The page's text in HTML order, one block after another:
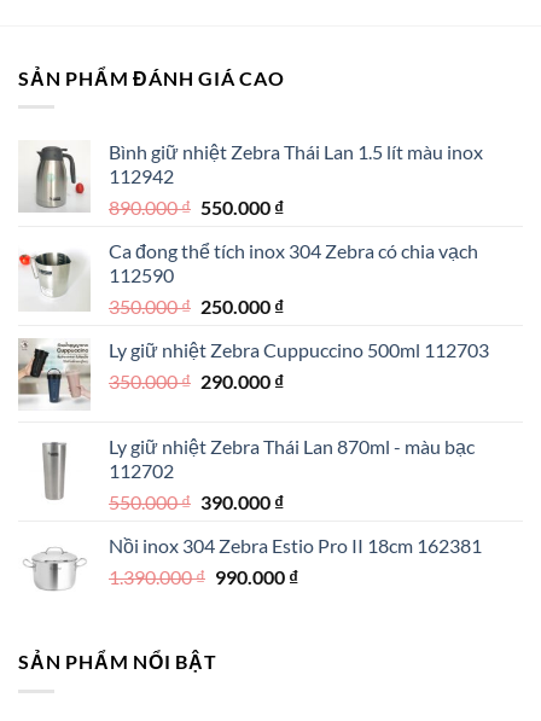
SẢN PHẨM ĐÁNH GIÁ CAO
Bình giữ nhiệt Zebra Thái Lan 1.5 lít màu inox
112942
890.000₫ Giá
là:
550.000 ₫Giá
tại
550.000 ₫.
Ca đong thể tích inox 304 Zebra có chia vạch
112590
350.000₫ Giá
là:
350.000 ₫.
250.000 ₫Giá
tại
là:
Ly giữ nhiệt Zebra Cuppuccino 500ml 112703
350.000₫ Giá
350.000 ₫.
290.000 ₫Giá
là:
Ly giữ nhiệt Zebra Thái Lan 870ml - màu bạc
112702
550.000₫ Giá
là:
550.000 ₫.
390.000 ₫Giá
tại
là:
Nồi inox 304 Zebra Estio Pro II 18cm 162381
1.390.000₫ Giá
1.390.000 ₫.
990.000 ₫Giá
SẢN PHẨM NỔI BẬT